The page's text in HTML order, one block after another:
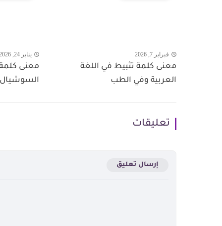
فبراير 7, 2026
معنى كلمة تثبيط في اللغة
العربية وفي الطب
يناير 24, 2026
معنى
السوشيال
تعليقات
إرسال تعليق